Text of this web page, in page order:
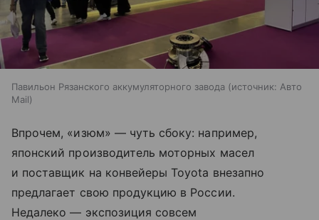
Павильон Рязанского аккумуляторного завода источник: Авто
Mail
Впрочем, «изюм» — чуть сбоку: например,
японский производитель моторных масел
и поставщик на конвейеры Toyota внезапно
предлагает свою продукцию в России.
Недалеко — экспозиция совсем